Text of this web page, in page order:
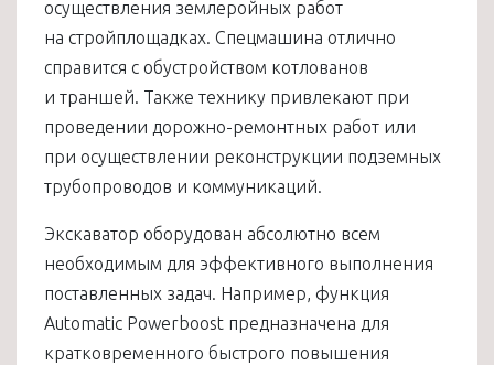
осуществления землеройных работ
на стройплощадках. Спецмашина отлично
справится с обустройством котлованов
и траншей. Также технику привлекают при
проведении дорожно-ремонтных работ или
при осуществлении реконструкции подземных
трубопроводов и коммуникаций.
Экскаватор оборудован абсолютно всем
необходимым для эффективного выполнения
поставленных задач. Например, функция
Automatic Powerboost предназначена для
кратковременного быстрого повышения